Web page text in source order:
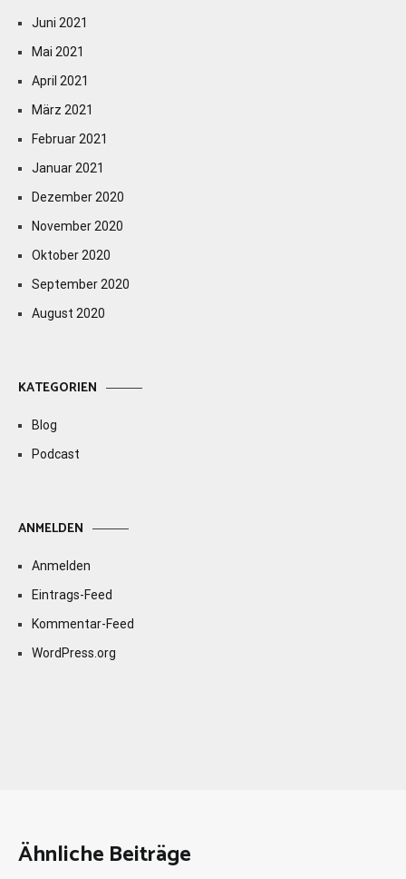
Juni 2021
Mai 2021
April 2021
März 2021
Februar 2021
Januar 2021
Dezember 2020
November 2020
Oktober 2020
September 2020
August 2020
KATEGORIEN
Blog
Podcast
ANMELDEN
Anmelden
Eintrags-Feed
Kommentar-Feed
WordPress.org
Ähnliche Beiträge